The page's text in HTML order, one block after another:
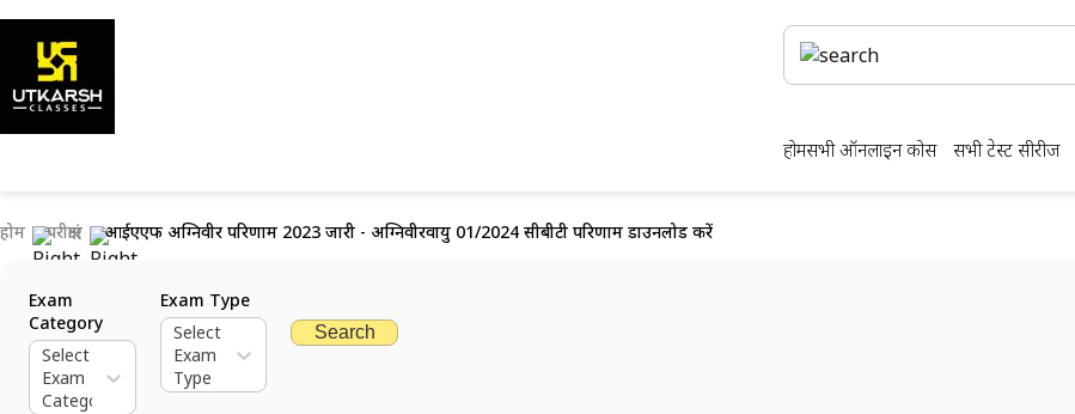
होमसभी ऑनलाइन कोर्स सभी टेस्ट सीरीज
होम परीक्षाएं आईएएफ अग्निवीर परिणाम 2023 जारी - अग्निवीरवायु 01/2024 सीबीटी परिणाम डाउनलोड करें
Exam
Category
Select
Exam
Category
Exam Type
Select
Exam
Type
Search